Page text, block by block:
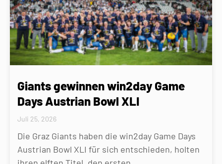
Giants gewinnen win2day Game
Days Austrian Bowl XLI
Juli 25, 2026
Die Graz Giants haben die win2day Game Days
Austrian Bowl XLI für sich entschieden, holten